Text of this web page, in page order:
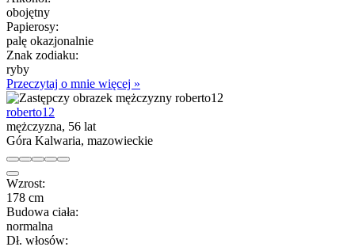
obojętny
Papierosy:
palę okazjonalnie
Znak zodiaku:
ryby
Przeczytaj o mnie więcej »
roberto12
mężczyzna, 56 lat
Góra Kalwaria, mazowieckie
Wzrost:
178 cm
Budowa ciała:
normalna
Dł. włosów: